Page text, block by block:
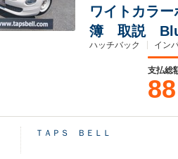
ワイトカラ
簿 取説
ハッチバック イン
支払総
88
ＴＡＰＳ ＢＥＬＬ